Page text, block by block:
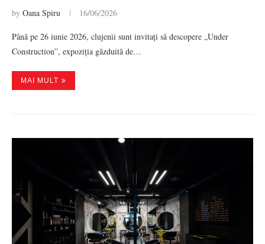
by Oana Spiru 16/06/2026
Până pe 26 iunie 2026, clujenii sunt invitați să descopere „Under
Construction”, expoziția găzduită de…
MAI MULT